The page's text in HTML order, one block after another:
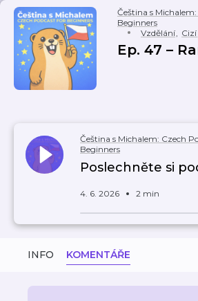
Čeština s
Beginners
Vzdělání,
Ep. 47 –
Čeština s Michalem: Czech
Beginners
Poslechněte si
4. 6. 2026 2 min
INFO KOMENTÁŘE